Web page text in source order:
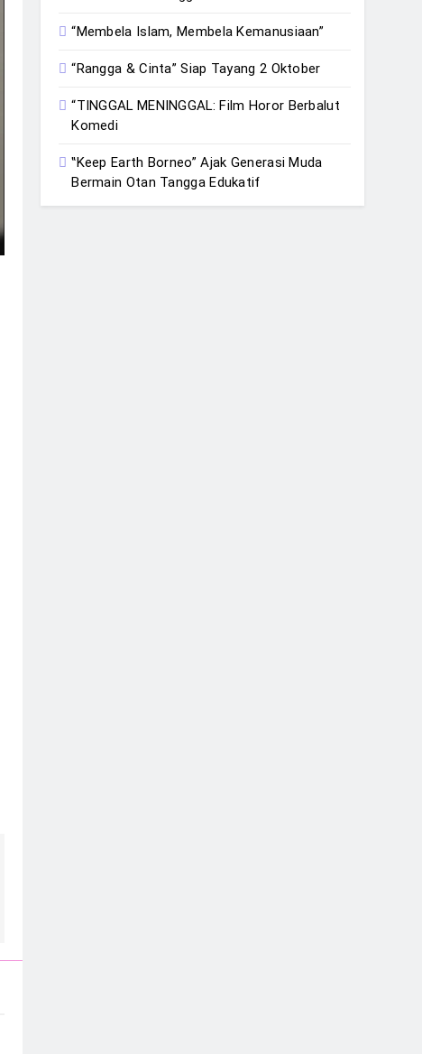
“Membela Islam, Membela Kemanusiaan”
“Rangga & Cinta” Siap Tayang 2 Oktober
“TINGGAL MENINGGAL: Film Horor Berbalut
Komedi
‟Keep Earth Borneo” Ajak Generasi Muda
Bermain Otan Tangga Edukatif